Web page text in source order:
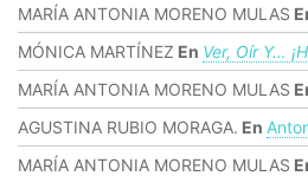
MARÍA ANTONIA MORENO MULAS
MÓNICA MARTÍNEZ En Ver, Oír Y…
MARÍA ANTONIA MORENO MULAS
AGUSTINA RUBIO MORAGA. En
MARÍA ANTONIA MORENO MULAS